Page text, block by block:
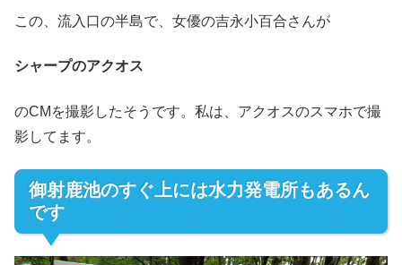
この、流入口の半島で、女優の吉永小百合さんが
シャープのアクオス
のCMを撮影したそうです。私は、アクオスのスマホで撮
影してます。
御射鹿池のすぐ上には水力発電所もあるん
です